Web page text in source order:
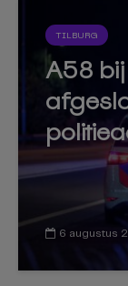
TILBURG
A58
6 augustus